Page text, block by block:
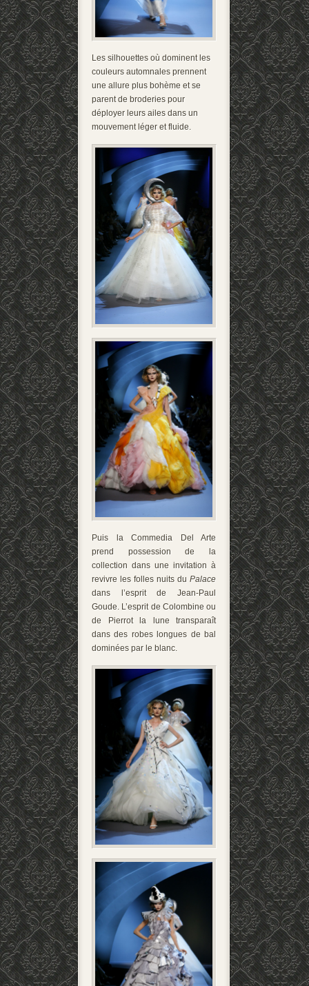
Les silhouettes où dominent les
couleurs automnales prennent
une allure plus bohème et se
parent de broderies pour
déployer leurs ailes dans un
mouvement léger et fluide.
Puis la Commedia Del Arte
prend possession de la
collection dans une invitation à
revivre les folles nuits du Palace
dans l’esprit de Jean-Paul
Goude. L’esprit de Colombine ou
de Pierrot la lune transparaît
dans des robes longues de bal
dominées par le blanc.